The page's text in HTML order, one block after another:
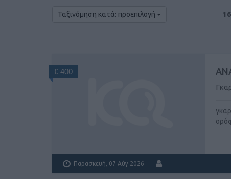
Ταξινόμηση κατά: προεπιλογή 16
€ 400
Παρασκευή, 07 Αύγ 2026